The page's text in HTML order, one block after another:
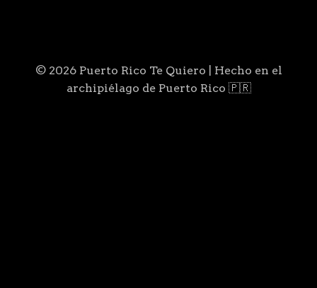
© 2026 Puerto Rico Te Quiero | Hecho en el
archipiélago de Puerto Rico 🇵🇷